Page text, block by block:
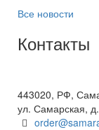
Все новости
Контакты
443020, РФ,
ул. Самарская,